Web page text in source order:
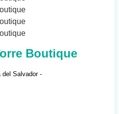
Boutique
del Salvador -